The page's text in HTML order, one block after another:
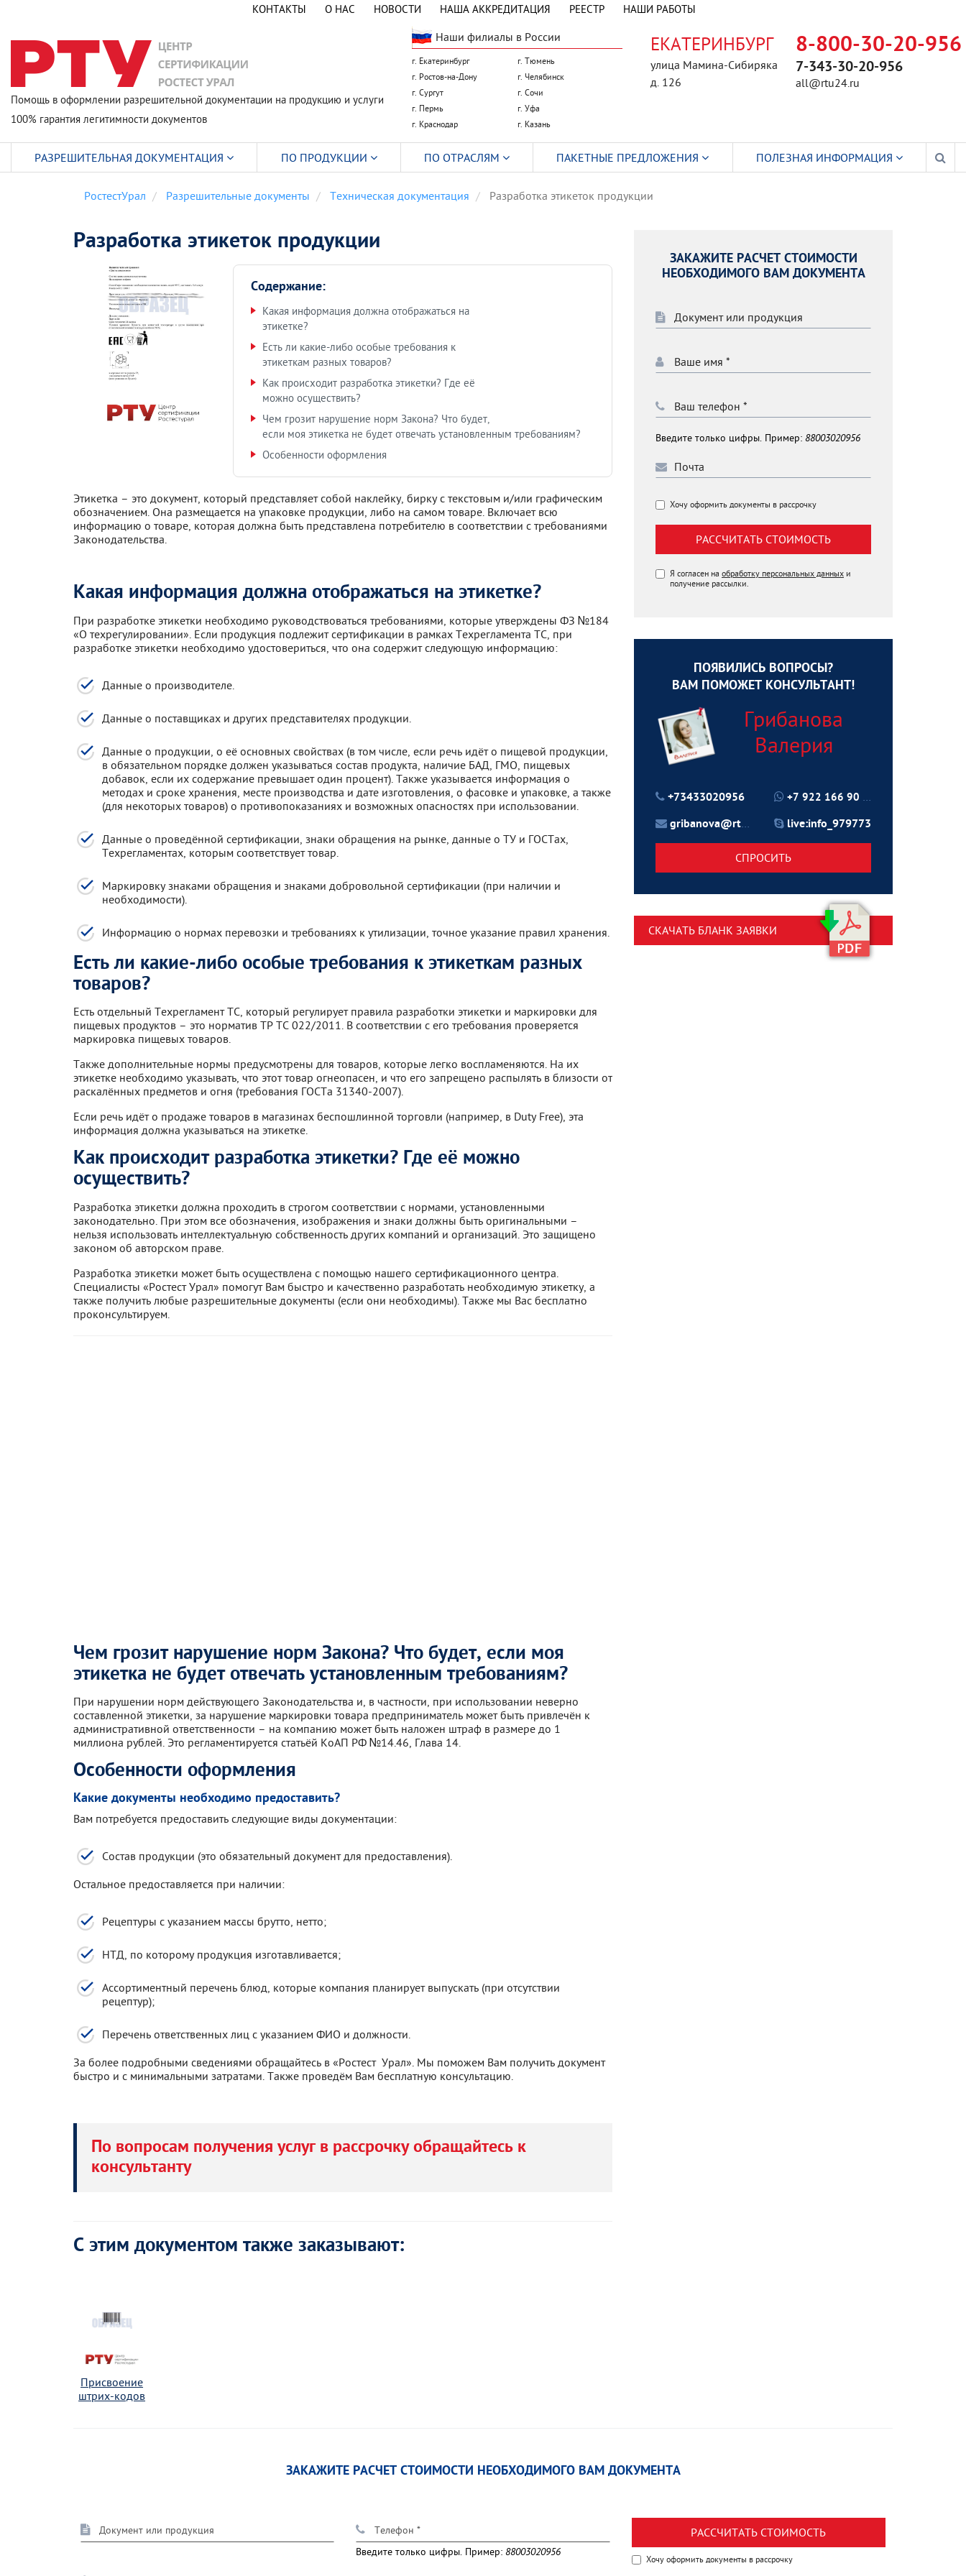
КОНТАКТЫ О НАС НОВОСТИ НАША АККРЕДИТАЦИЯ РЕЕСТР НАШИ РАБОТЫ
Помощь в оформлении разрешительной документации на продукцию и услуги
100% гарантия легитимности документов
Наши филиалы в России
г. Екатеринбург
г. Тюмень
г. Ростов-на-Дону
г. Челябинск
г. Сургут
г. Сочи
г. Пермь
г. Уфа
г. Краснодар
г. Казань
ЕКАТЕРИНБУРГ
улица Мамина-Сибиряка
д. 126
8-800-30-20-956
7-343-30-20-956
all@rtu24.ru
РостестУрал Разрешительные документы Техническая документация Разработка этикеток продукции
Разработка этикеток продукции
Содержание:
Какая информация должна отображаться на
этикетке?
Есть ли какие-либо особые требования к
этикеткам разных товаров?
Как происходит разработка этикетки? Где её
можно осуществить?
Чем грозит нарушение норм Закона? Что будет,
если моя этикетка не будет отвечать установленным требованиям?
Особенности оформления
Этикетка – это документ, который представляет собой наклейку, бирку с текстовым и/или графическим
обозначением. Она размещается на упаковке продукции, либо на самом товаре. Включает всю
информацию о товаре, которая должна быть представлена потребителю в соответствии с требованиями
Законодательства.
Какая информация должна отображаться на этикетке?
При разработке этикетки необходимо руководствоваться требованиями, которые утверждены ФЗ №184
«О техрегулировании». Если продукция подлежит сертификации в рамках Техрегламента ТС, при
разработке этикетки необходимо удостовериться, что она содержит следующую информацию:
Данные о производителе.
Данные о поставщиках и других представителях продукции.
Данные о продукции, о её основных свойствах (в том числе, если речь идёт о пищевой продукции,
в обязательном порядке должен указываться состав продукта, наличие БАД, ГМО, пищевых
добавок, если их содержание превышает один процент). Также указывается информация о
методах и сроке хранения, месте производства и дате изготовления, о фасовке и упаковке, а также
(для некоторых товаров) о противопоказаниях и возможных опасностях при использовании.
Данные о проведённой сертификации, знаки обращения на рынке, данные о ТУ и ГОСТах,
Техрегламентах, которым соответствует товар.
Маркировку знаками обращения и знаками добровольной сертификации (при наличии и
необходимости).
Информацию о нормах перевозки и требованиях к утилизации, точное указание правил хранения.
Есть ли какие-либо особые требования к этикеткам разных
товаров?
Есть отдельный Техрегламент ТС, который регулирует правила разработки этикетки и маркировки для
пищевых продуктов – это норматив ТР ТС 022/2011. В соответствии с его требования проверяется
маркировка пищевых товаров.
Также дополнительные нормы предусмотрены для товаров, которые легко воспламеняются. На их
этикетке необходимо указывать, что этот товар огнеопасен, и что его запрещено распылять в близости от
раскалённых предметов и огня (требования ГОСТа 31340-2007).
Если речь идёт о продаже товаров в магазинах беспошлинной торговли (например, в Duty Free), эта
информация должна указываться на этикетке.
Как происходит разработка этикетки? Где её можно
осуществить?
Разработка этикетки должна проходить в строгом соответствии с нормами, установленными
законодательно. При этом все обозначения, изображения и знаки должны быть оригинальными –
нельзя использовать интеллектуальную собственность других компаний и организаций. Это защищено
законом об авторском праве.
Разработка этикетки может быть осуществлена с помощью нашего сертификационного центра.
Специалисты «Ростест Урал» помогут Вам быстро и качественно разработать необходимую этикетку, а
также получить любые разрешительные документы (если они необходимы). Также мы Вас бесплатно
проконсультируем.
Чем грозит нарушение норм Закона? Что будет, если моя
этикетка не будет отвечать установленным требованиям?
При нарушении норм действующего Законодательства и, в частности, при использовании неверно
составленной этикетки, за нарушение маркировки товара предприниматель может быть привлечён к
административной ответственности – на компанию может быть наложен штраф в размере до 1
миллиона рублей. Это регламентируется статьёй КоАП РФ №14.46, Глава 14.
Особенности оформления
Какие документы необходимо предоставить?
Вам потребуется предоставить следующие виды документации:
Состав продукции (это обязательный документ для предоставления).
Остальное предоставляется при наличии:
Рецептуры с указанием массы брутто, нетто;
НТД, по которому продукция изготавливается;
Ассортиментный перечень блюд, которые компания планирует выпускать (при отсутствии
рецептур);
Перечень ответственных лиц с указанием ФИО и должности.
За более подробными сведениями обращайтесь в «Ростест Урал». Мы поможем Вам получить документ
быстро и с минимальными затратами. Также проведём Вам бесплатную консультацию.
По вопросам получения услуг в рассрочку обращайтесь к
консультанту
С этим документом также заказывают:
Присвоение
штрих-кодов
ЗАКАЖИТЕ РАСЧЕТ СТОИМОСТИ
НЕОБХОДИМОГО ВАМ ДОКУМЕНТА
Введите только цифры. Пример: 88003020956
Хочу оформить документы в рассрочку
РАССЧИТАТЬ СТОИМОСТЬ
Я согласен на обработку персональных данных и
получение рассылки.
ПОЯВИЛИСЬ ВОПРОСЫ?
ВАМ ПОМОЖЕТ КОНСУЛЬТАНТ!
Грибанова
Валерия
+73433020956
gribanova@rtu24.ru
+7 922 166 90 70
live:info_979773
СПРОСИТЬ
СКАЧАТЬ БЛАНК ЗАЯВКИ
ЗАКАЖИТЕ РАСЧЕТ СТОИМОСТИ НЕОБХОДИМОГО ВАМ ДОКУМЕНТА
Введите только цифры. Пример: 88003020956
РАССЧИТАТЬ СТОИМОСТЬ
Хочу оформить документы в рассрочку
РАЗРЕШИТЕЛЬНАЯ ДОКУМЕНТАЦИЯ ПО ПРОДУКЦИИ ПО ОТРАСЛЯМ ПАКЕТНЫЕ ПРЕДЛОЖЕНИЯ ПОЛЕЗНАЯ ИНФОРМАЦИЯ